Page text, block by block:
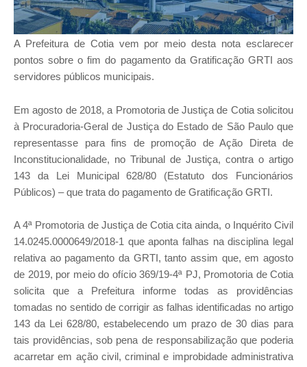
A Prefeitura de Cotia vem por meio desta nota esclarecer
pontos sobre o fim do pagamento da Gratificação GRTI aos
servidores públicos municipais.
Em agosto de 2018, a Promotoria de Justiça de Cotia solicitou
à Procuradoria-Geral de Justiça do Estado de São Paulo que
representasse para fins de promoção de Ação Direta de
Inconstitucionalidade, no Tribunal de Justiça, contra o artigo
143 da Lei Municipal 628/80 (Estatuto dos Funcionários
Públicos) – que trata do pagamento de Gratificação GRTI.
A 4ª Promotoria de Justiça de Cotia cita ainda, o Inquérito Civil
14.0245.0000649/2018-1 que aponta falhas na disciplina legal
relativa ao pagamento da GRTI, tanto assim que, em agosto
de 2019, por meio do ofício 369/19-4ª PJ, Promotoria de Cotia
solicita que a Prefeitura informe todas as providências
tomadas no sentido de corrigir as falhas identificadas no artigo
143 da Lei 628/80, estabelecendo um prazo de 30 dias para
tais providências, sob pena de responsabilização que poderia
acarretar em ação civil, criminal e improbidade administrativa